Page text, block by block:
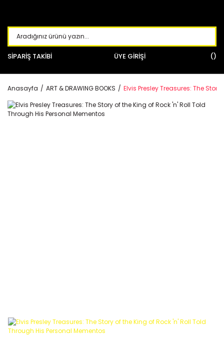
SİPARİŞ TAKİBİ ÜYE GİRİŞİ
Anasayfa ART & DRAWING BOOKS Elvis Presley Treasures: The